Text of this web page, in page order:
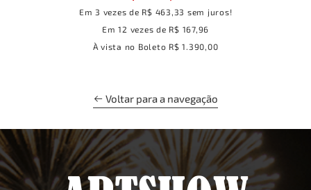
Em 3 vezes de R$ 463,33 sem juros!
Em 12 vezes de R$ 167,96
À vista no Boleto R$ 1.390,00
Voltar para a navegação